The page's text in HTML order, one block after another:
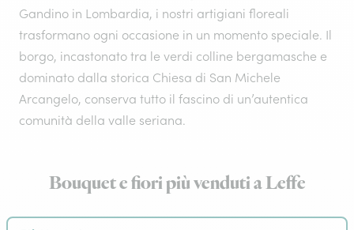
Gandino in Lombardia, i nostri artigiani floreali
trasformano ogni occasione in un momento speciale. Il
borgo, incastonato tra le verdi colline bergamasche e
dominato dalla storica Chiesa di San Michele
Arcangelo, conserva tutto il fascino di un’autentica
comunità della valle seriana.
Bouquet e fiori più venduti a Leffe